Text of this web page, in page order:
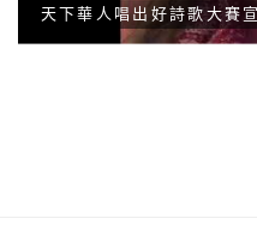
天下華人唱出好詩歌大賽